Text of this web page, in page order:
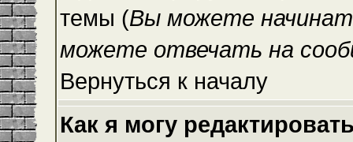
темы (Вы можете
можете отвечать на
Вернуться к началу
Как я могу